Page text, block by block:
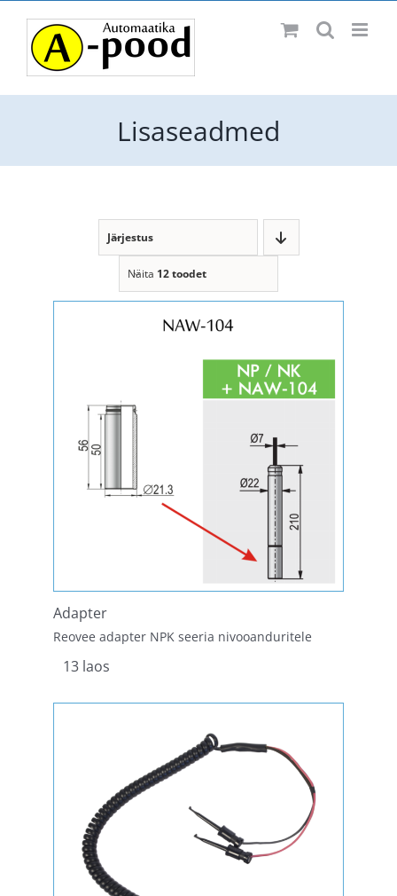
content
Lisaseadmed
Järjestus
Näita 12 toodet
Adapter
Reovee adapter NPK seeria nivooanduritele
13 laos